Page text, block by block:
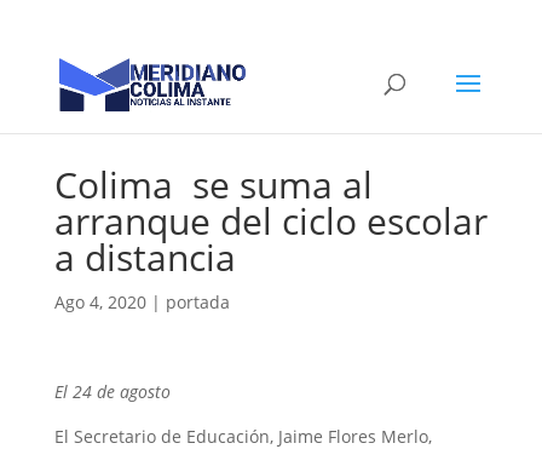
Colima se suma al
arranque del ciclo escolar
a distancia
Ago 4, 2020| portada
El 24 de agosto
El Secretario de Educación, Jaime Flores Merlo,